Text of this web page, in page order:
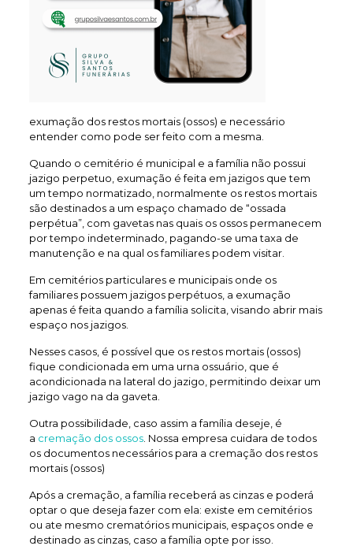
exumação dos restos mortais (ossos) e necessário
entender como pode ser feito com a mesma.
Quando o cemitério é municipal e a família não possui
jazigo perpetuo, exumação é feita em jazigos que tem
um tempo normatizado, normalmente os restos mortais
são destinados a um espaço chamado de “ossada
perpétua”, com gavetas nas quais os ossos permanecem
por tempo indeterminado, pagando-se uma taxa de
manutenção e na qual os familiares podem visitar.
Em cemitérios particulares e municipais onde os
familiares possuem jazigos perpétuos, a exumação
apenas é feita quando a família solicita, visando abrir mais
espaço nos jazigos.
Nesses casos, é possível que os restos mortais (ossos)
fique condicionada em uma urna ossuário, que é
acondicionada na lateral do jazigo, permitindo deixar um
jazigo vago na da gaveta.
Outra possibilidade, caso assim a família deseje, é
a cremação dos ossos. Nossa empresa cuidara de todos
os documentos necessários para a cremação dos restos
mortais (ossos)
Após a cremação, a família receberá as cinzas e poderá
optar o que deseja fazer com ela: existe em cemitérios
ou ate mesmo crematórios municipais, espaços onde e
destinado as cinzas, caso a família opte por isso.